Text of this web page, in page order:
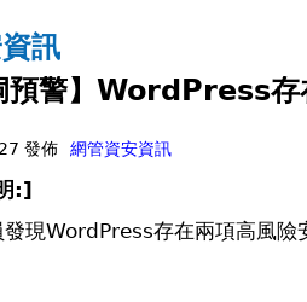
訊
預警】WordPress
發佈 網管資安資訊
:]
發現WordPress存在兩項高風